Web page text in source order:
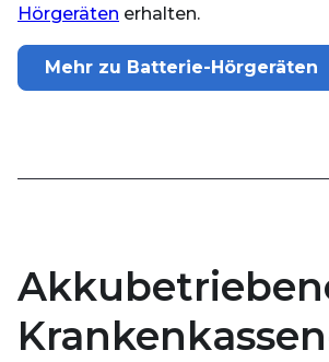
Hörgeräten erhalten.
Mehr zu Batterie-Hörgeräten